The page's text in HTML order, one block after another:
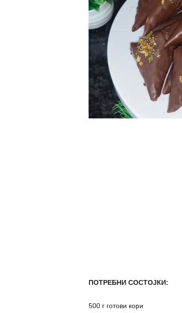
ПОТРЕБНИ СОСТОЈКИ:
500 г готови кори